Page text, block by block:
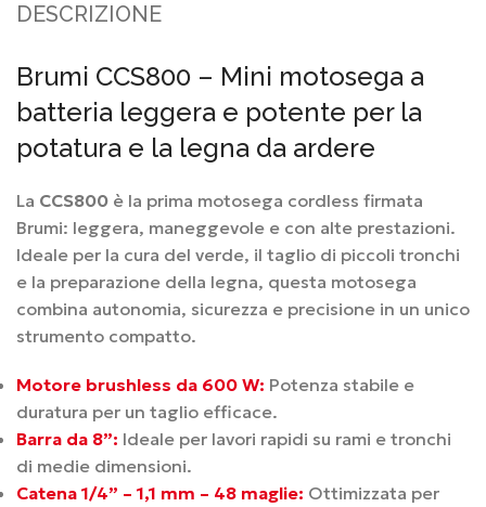
DESCRIZIONE
Brumi CCS800 – Mini motosega a
batteria leggera e potente per la
potatura e la legna da ardere
La CCS800 è la prima motosega cordless firmata
Brumi: leggera, maneggevole e con alte prestazioni.
Ideale per la cura del verde, il taglio di piccoli tronchi
e la preparazione della legna, questa motosega
combina autonomia, sicurezza e precisione in un unico
strumento compatto.
Motore brushless da 600 W: Potenza stabile e
duratura per un taglio efficace.
Barra da 8”: Ideale per lavori rapidi su rami e tronchi
di medie dimensioni.
Catena 1/4” – 1,1 mm – 48 maglie: Ottimizzata per